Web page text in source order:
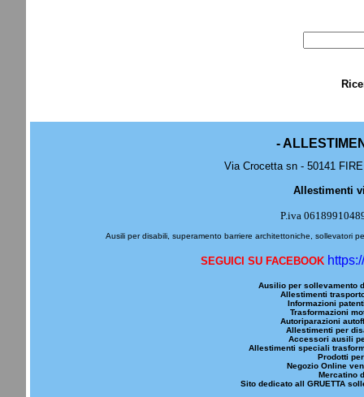
-
Via Crocetta sn - 50141
Allestimenti
P.iva
Ausili per disabili, superamento barriere architettoniche, sollevatori
SEGUICI SU FACEBOOK
Ausilio per sollevamento
Allestimenti
Informazioni
Trasformazioni
Autoriparazioni
Allestimenti per
Accessori ausili
Allestimenti speciali
Prodotti
Negozio Online
Mercatino
Sito dedicato all GRUETTA